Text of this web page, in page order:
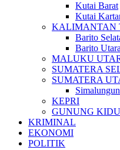
Kutai Barat
Kutai
KALIMANTAN
Barito
Barito Utara
MALUKU
SUMATERA
SUMATERA
Simalungun
KEPRI
GUNUNG
KRIMINAL
EKONOMI
POLITIK